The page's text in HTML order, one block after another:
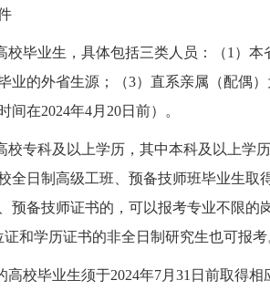
毕业生，具体包括三类人员：（1）本
业的外省生源；（3）直系亲属（配偶
间在2024年4月20日前）。
专科及以上学历，其中本科及以上学
全日制高级工班、预备技师班毕业生取
预备技师证书的，可以报考专业不限的
和学历证书的非全日制研究生也可报考
校毕业生须于2024年7月31日前取得相